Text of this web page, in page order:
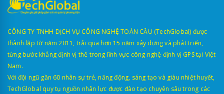
CÔNG TY TNHH DỊCH VỤ CÔNG NGHỆ TOÀN CẦU (TechGlobal) được
thành lập từ năm 2011, trải qua hơn 15 năm xây dựng và phát triển,
từng bước khẳng định vị thế trong lĩnh vực công nghệ định vị GPS tại Việt
Nam.
Với đội ngũ gần 60 nhân sự trẻ, năng động, sáng tạo và giàu nhiệt huyết,
TechGlobal quy tụ nguồn nhân lực được đào tạo chuyên sâu trong các